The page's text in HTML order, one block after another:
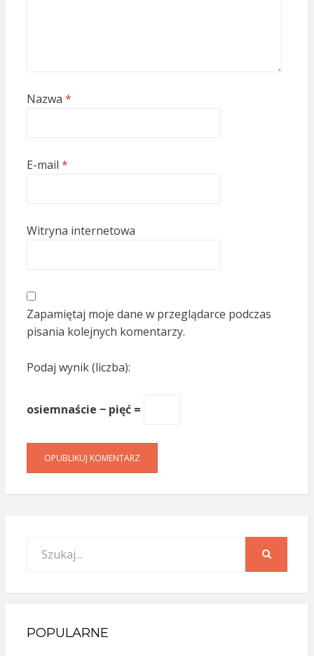
Nazwa *
E-mail *
Witryna internetowa
Zapamiętaj moje dane w przeglądarce podczas
pisania kolejnych komentarzy.
Podaj wynik (liczba):
osiemnaście − pięć =
for:
POPULARNE